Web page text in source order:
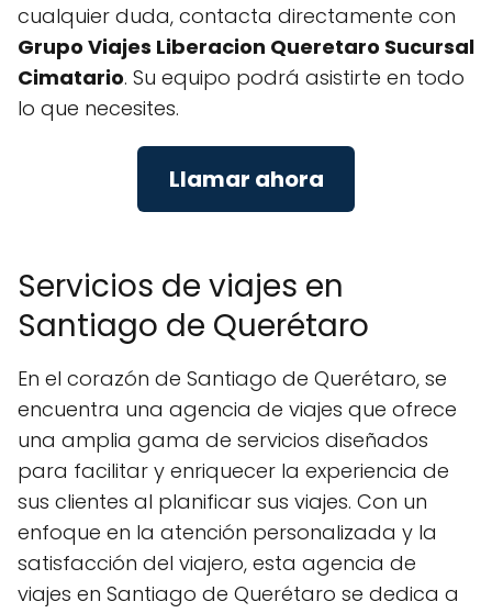
cualquier duda, contacta directamente con
Grupo Viajes Liberacion Queretaro Sucursal
Cimatario. Su equipo podrá asistirte en todo
lo que necesites.
Llamar ahora
Servicios de viajes en
Santiago de Querétaro
En el corazón de Santiago de Querétaro, se
encuentra una agencia de viajes que ofrece
una amplia gama de servicios diseñados
para facilitar y enriquecer la experiencia de
sus clientes al planificar sus viajes. Con un
enfoque en la atención personalizada y la
satisfacción del viajero, esta agencia de
viajes en Santiago de Querétaro se dedica a